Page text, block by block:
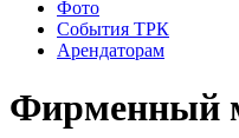
Фото
События ТРК
Арендаторам
Фирменный